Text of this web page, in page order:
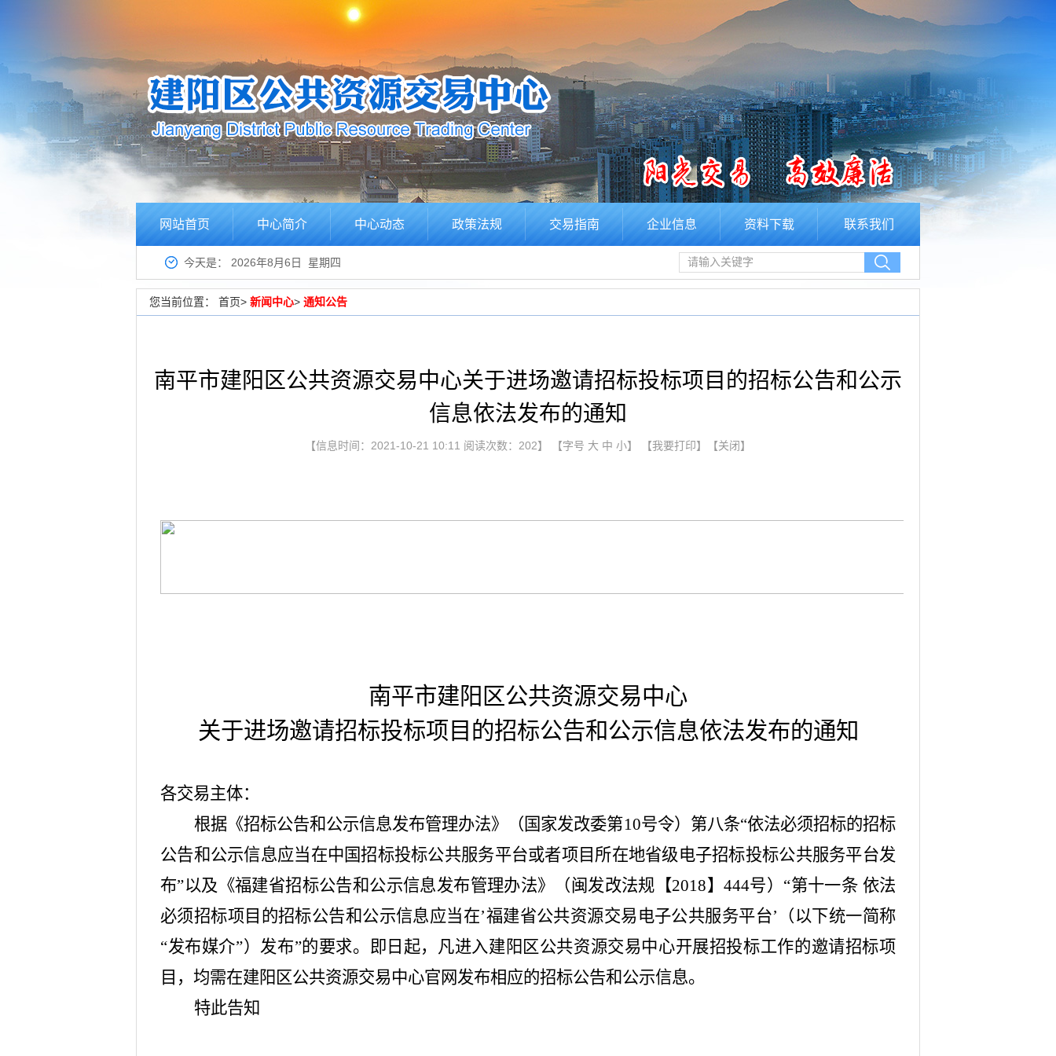
网站首页 中心简介 中心动态 政策法规 交易指南 企业信息 资料下载 联系我们
今天是： 2026年8月6日 星期四 请输入关键字
您当前位置： 首页> 新闻中心> 通知公告
南平市建阳区公共资源交易中心关于进场邀请招标投标项目的招标公告和公示
信息依法发布的通知
【信息时间：2021-10-21 10:11 阅读次数： 202】 【字号 大 中 小】 【我要打印】 【关闭】
南平市建阳区公共资源交易中心
关于进场邀请招标投标项目的招标公告和公示信息依法发布的通知
各交易主体：
根据《招标公告和公示信息发布管理办法》（国家发改委第10号令）第八条“依法必须招标的招标
公告和公示信息应当在中国招标投标公共服务平台或者项目所在地省级电子招标投标公共服务平台发
布”以及《福建省招标公告和公示信息发布管理办法》（闽发改法规【2018】444号）“第十一条 依法
必须招标项目的招标公告和公示信息应当在’福建省公共资源交易电子公共服务平台’ （以下统一简称
“发布媒介”）发布”的要求。即日起，凡进入建阳区公共资源交易中心开展招投标工作的邀请招标项
目，均需在建阳区公共资源交易中心官网发布相应的招标公告和公示信息。
特此告知